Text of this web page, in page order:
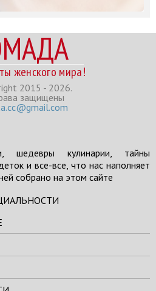
женского мира!
2015 - 2026.
защищены
шедевры кулинарии, тайны
и все-все, что нас наполняет
собрано на этом сайте